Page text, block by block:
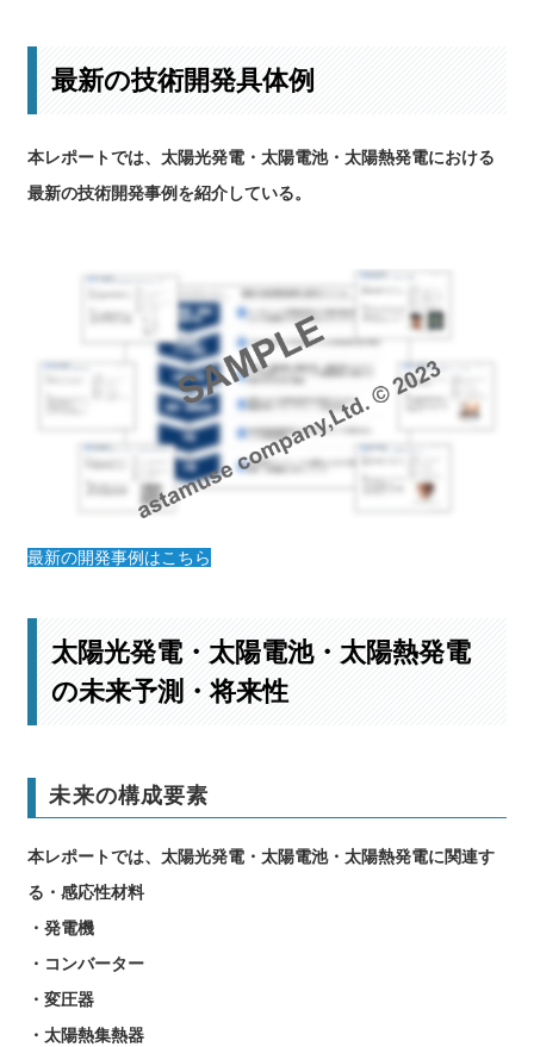
最新の技術開発具体例
本レポートでは、太陽光発電・太陽電池・太陽熱発電における
最新の技術開発事例を紹介している。
最新の開発事例はこちら
太陽光発電・太陽電池・太陽熱発電
の未来予測・将来性
未来の構成要素
本レポートでは、太陽光発電・太陽電池・太陽熱発電に関連す
る・感応性材料
・発電機
・コンバーター
・変圧器
・太陽熱集熱器